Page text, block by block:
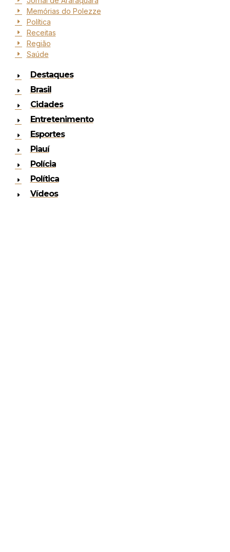
Memórias do Polezze
Política
Receitas
Região
Saúde
Destaques
Brasil
Cidades
Entretenimento
Esportes
Piauí
Polícia
Política
Vídeos